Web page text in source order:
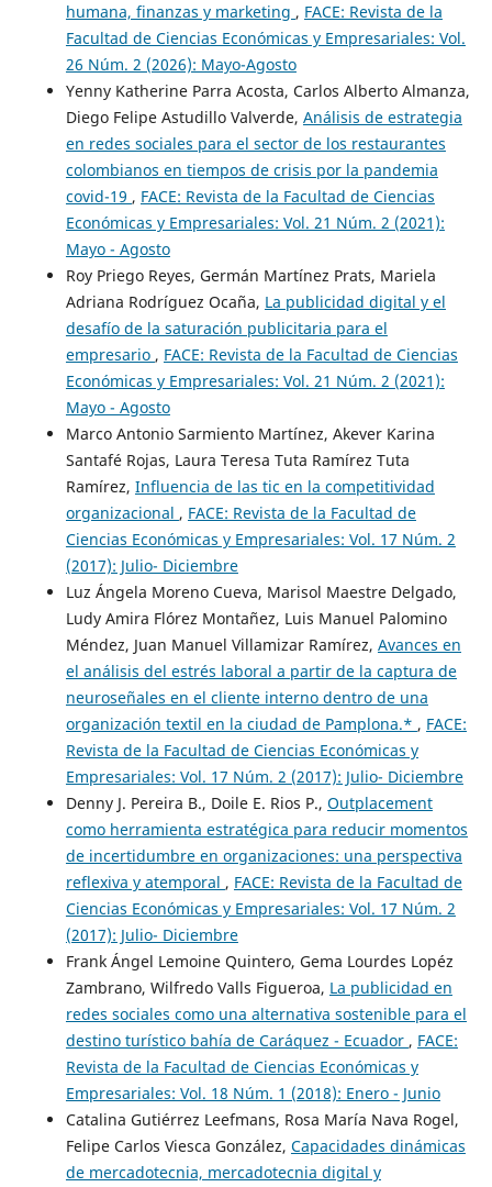
humana, finanzas y marketing , FACE: Revista de la
Facultad de Ciencias Económicas y Empresariales: Vol.
26 Núm. 2 (2026): Mayo-Agosto
Yenny Katherine Parra Acosta, Carlos Alberto Almanza,
Diego Felipe Astudillo Valverde, Análisis de estrategia
en redes sociales para el sector de los restaurantes
colombianos en tiempos de crisis por la pandemia
covid-19 , FACE: Revista de la Facultad de Ciencias
Económicas y Empresariales: Vol. 21 Núm. 2 (2021):
Mayo - Agosto
Roy Priego Reyes, Germán Martínez Prats, Mariela
Adriana Rodríguez Ocaña, La publicidad digital y el
desafío de la saturación publicitaria para el
empresario , FACE: Revista de la Facultad de Ciencias
Económicas y Empresariales: Vol. 21 Núm. 2 (2021):
Mayo - Agosto
Marco Antonio Sarmiento Martínez, Akever Karina
Santafé Rojas, Laura Teresa Tuta Ramírez Tuta
Ramírez, Influencia de las tic en la competitividad
organizacional , FACE: Revista de la Facultad de
Ciencias Económicas y Empresariales: Vol. 17 Núm. 2
(2017): Julio- Diciembre
Luz Ángela Moreno Cueva, Marisol Maestre Delgado,
Ludy Amira Flórez Montañez, Luis Manuel Palomino
Méndez, Juan Manuel Villamizar Ramírez, Avances en
el análisis del estrés laboral a partir de la captura de
neuroseñales en el cliente interno dentro de una
organización textil en la ciudad de Pamplona.* , FACE:
Revista de la Facultad de Ciencias Económicas y
Empresariales: Vol. 17 Núm. 2 (2017): Julio- Diciembre
Denny J. Pereira B., Doile E. Rios P., Outplacement
como herramienta estratégica para reducir momentos
de incertidumbre en organizaciones: una perspectiva
reflexiva y atemporal , FACE: Revista de la Facultad de
Ciencias Económicas y Empresariales: Vol. 17 Núm. 2
(2017): Julio- Diciembre
Frank Ángel Lemoine Quintero, Gema Lourdes Lopéz
Zambrano, Wilfredo Valls Figueroa, La publicidad en
redes sociales como una alternativa sostenible para el
destino turístico bahía de Caráquez - Ecuador , FACE:
Revista de la Facultad de Ciencias Económicas y
Empresariales: Vol. 18 Núm. 1 (2018): Enero - Junio
Catalina Gutiérrez Leefmans, Rosa María Nava Rogel,
Felipe Carlos Viesca González, Capacidades dinámicas
de mercadotecnia, mercadotecnia digital y